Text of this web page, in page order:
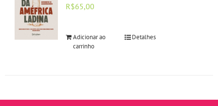
R$65,00
Adicionar ao
carrinho
Detalhes